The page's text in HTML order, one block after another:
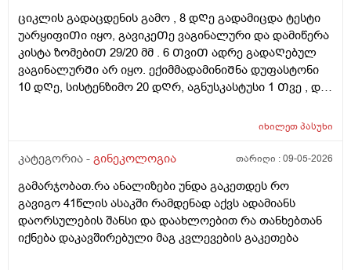
ციკლის გადაცდენის გამო , 8 დᲦე გადამიცდა ტესტი
უარყიფიᲗი იყო, გავიკეᲗე ვაგინალური და დამიწერა
კისტა ზომებიᲗ 29/20 მმ . 6 ᲗვიᲗ ადრე გადაᲦებულ
ვაგინალურᲨი არ იყო. ექიმმადამინიᲨნა დუფასტონი
10 დᲦე, სისტენზიმო 20 დᲦრ, აგნუსკასტუსი 1 Თვე , და
რამდენადსაყურადᲦებოა და Თუ დაეხმარება ეს
იხილეთპასუხი
კატეგორია - გინეკოლოგია თარიღი :09-05-2026
გამარჯობათ.რა ანალიზები უნდა გაკეთდეს რო
გავიგო 41წლის ასაკში რამდენად აქვს ადამიანს
დაორსულების შანსი და დაახლოებით რა თანხებთან
იქნება დაკავშირებული მაგ კვლევების გაკეთება